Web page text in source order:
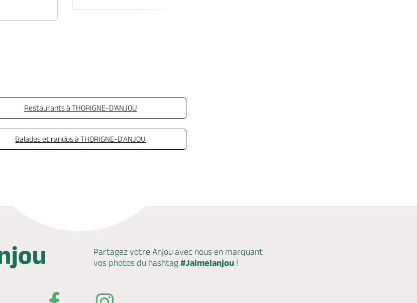
Restaurants à THORIGNE-D'ANJOU
Balades et randos à THORIGNE-D'ANJOU
Partagez votre Anjou avec nous en marquant
vos photos du hashtag #Jaimelanjou !